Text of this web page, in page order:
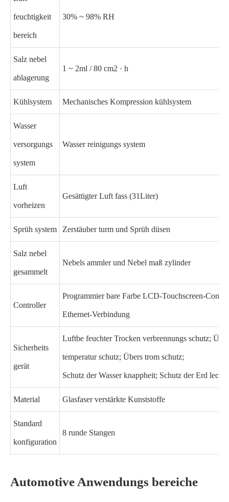
feuchtigkeit
bereich
30% ~ 98% RH
Salz nebel
ablagerung
1 ~ 2ml / 80 cm2 · h
Kühlsystem Mechanisches Kompression kühlsystem
Wasser
versorgungs
system
Wasser reinigungs system
Luft
vorheizen
Gesättigter Luft fass (31Liter)
Sprüh system Zerstäuber turm und Sprüh düsen
Salz nebel
gesammelt
Nebels ammler und Nebel maß zylinder
Controller
Programmier bare Farbe LCD-Touchscreen-
Ethernet-Verbindung
Sicherheits
gerät
Luftbe feuchter Trocken verbrennungs schutz; Über
temperatur schutz; Übers trom schutz;
Schutz der Wasser knappheit; Schutz der Erd
Material Glasfaser verstärkte Kunststoffe
Standard
konfiguration
8 runde Stangen
Automotive Anwendungs bereiche